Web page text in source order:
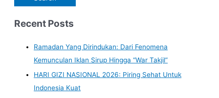
Recent Posts
Ramadan Yang Dirindukan: Dari Fenomena
Kemunculan Iklan Sirup Hingga “War Takjil”
HARI GIZI NASIONAL 2026: Piring Sehat Untuk
Indonesia Kuat